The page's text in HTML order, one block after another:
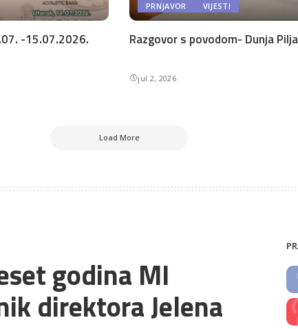
-15.07.2026.
PRNJAVOR VIJESTI
Razgovor s povodom- Dunja
jul 2, 2026
Load More
godina MI
direktora Jelena